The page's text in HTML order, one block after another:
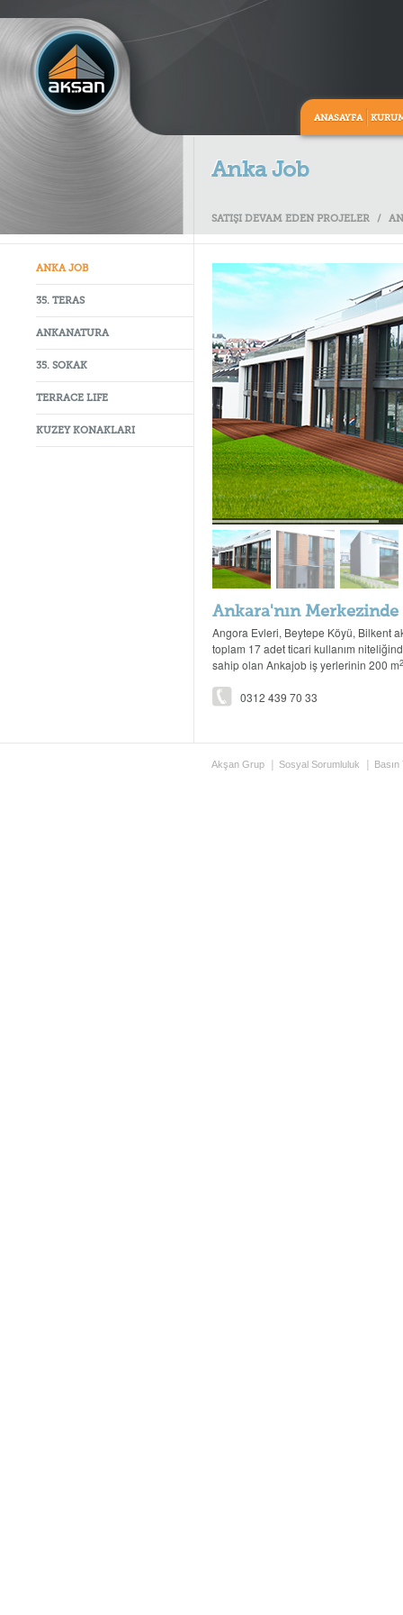
ANASAYFA
ANKA JOB
35. TERAS
ANKANATURA
35. SOKAK
TERRACE LIFE
KUZEY KONAKLARI
Anka Job
SATIŞI DEVAM EDEN PROJELER /
Ankara'nın Merkezinde
Angora Evleri, Beytepe Köyü, Bilkent
toplam 17 adet ticari kullanım
sahip olan Ankajob iş yerlerinin 200 m2
0312 439 70 33
Akşan Grup Sosyal Sorumluluk Basın